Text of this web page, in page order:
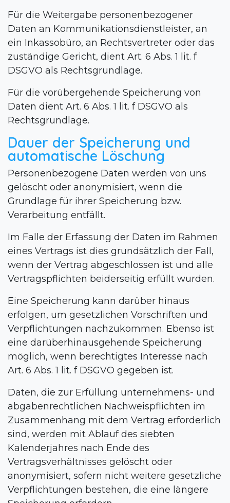
Für die Weitergabe personenbezogener
Daten an Kommunikationsdienstleister, an
ein Inkassobüro, an Rechtsvertreter oder das
zuständige Gericht, dient Art. 6 Abs. 1 lit. f
DSGVO als Rechtsgrundlage.
Für die vorübergehende Speicherung von
Daten dient Art. 6 Abs. 1 lit. f DSGVO als
Rechtsgrundlage.
Dauer der Speicherung und
automatische Löschung
Personenbezogene Daten werden von uns
gelöscht oder anonymisiert, wenn die
Grundlage für ihrer Speicherung bzw.
Verarbeitung entfällt.
Im Falle der Erfassung der Daten im Rahmen
eines Vertrags ist dies grundsätzlich der Fall,
wenn der Vertrag abgeschlossen ist und alle
Vertragspflichten beiderseitig erfüllt wurden.
Eine Speicherung kann darüber hinaus
erfolgen, um gesetzlichen Vorschriften und
Verpflichtungen nachzukommen. Ebenso ist
eine darüberhinausgehende Speicherung
möglich, wenn berechtigtes Interesse nach
Art. 6 Abs. 1 lit. f DSGVO gegeben ist.
Daten, die zur Erfüllung unternehmens- und
abgabenrechtlichen Nachweispflichten im
Zusammenhang mit dem Vertrag erforderlich
sind, werden mit Ablauf des siebten
Kalenderjahres nach Ende des
Vertragsverhältnisses gelöscht oder
anonymisiert, sofern nicht weitere gesetzliche
Verpflichtungen bestehen, die eine längere